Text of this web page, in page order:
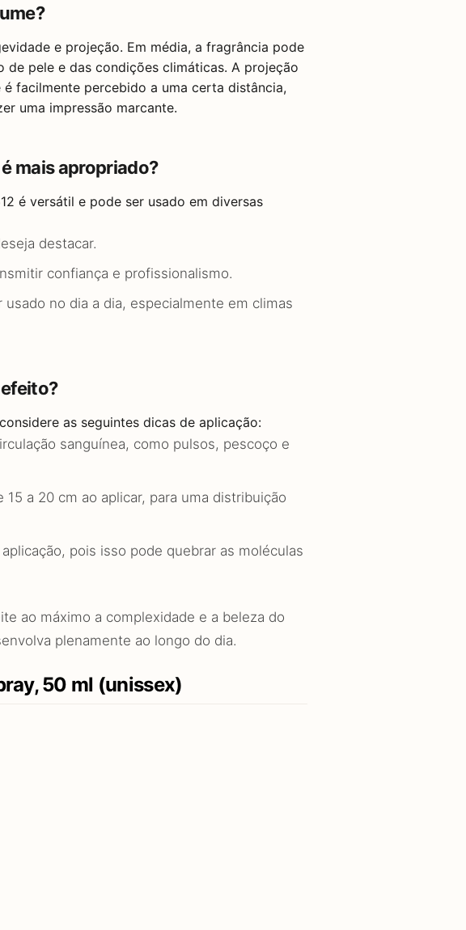
e projeção. Em média, a fragrância pode
pele e das condições climáticas. A projeção
facilmente percebido a uma certa distância,
uma impressão marcante.
mais apropriado?
é versátil e pode ser usado em diversas
destacar.
confiança e profissionalismo.
no dia a dia, especialmente em climas
as seguintes dicas de aplicação:
sanguínea, como pulsos, pescoço e
a 20 cm ao aplicar, para uma distribuição
pois isso pode quebrar as moléculas
ao máximo a complexidade e a beleza do
plenamente ao longo do dia.
50 ml (unissex)